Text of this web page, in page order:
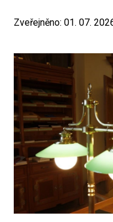
Zveřejněno: 01. 07.